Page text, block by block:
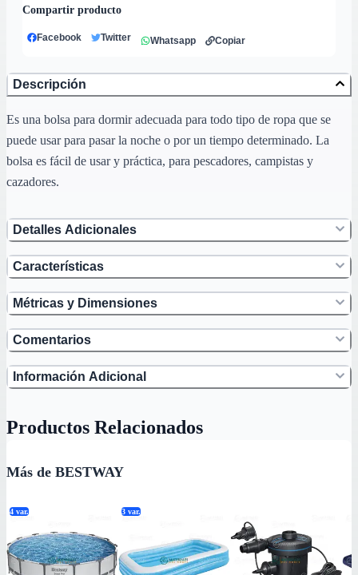
Compartir producto
Facebook Twitter Whatsapp Copiar
Descripción
Es una bolsa para dormir adecuada para todo tipo de ropa que se
puede usar para pasar la noche o por un tiempo determinado. La
bolsa es fácil de usar y práctica, para pescadores, campistas y
cazadores.
Detalles Adicionales
Características
Métricas y Dimensiones
Comentarios
Información Adicional
Productos Relacionados
Más de BESTWAY
4 var. 3 var.